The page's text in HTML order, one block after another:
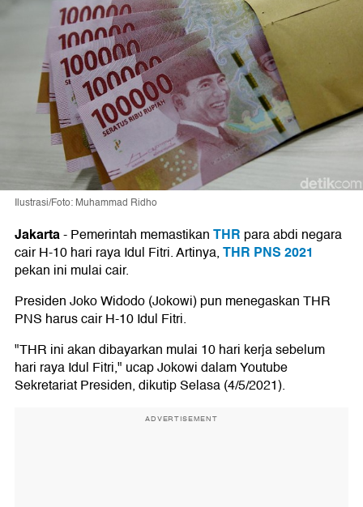
Ilustrasi/Foto: Muhammad Ridho
Jakarta-Pemerintah memastikanTHR para abdi negara
cair H-10 hari raya Idul Fitri. Artinya,THR PNS 2021
pekan ini mulai cair.
Presiden Joko Widodo (Jokowi) pun menegaskan THR
PNS harus cair H-10 Idul Fitri.
"THR ini akan dibayarkan mulai 10 hari kerja sebelum
hari raya Idul Fitri," ucap Jokowi dalam Youtube
Sekretariat Presiden, dikutip Selasa (4/5/2021).
ADVERTISEMENT